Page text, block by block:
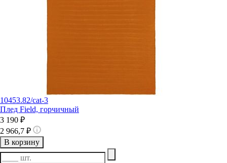
10453.82/cat-3
Плед Field, горчичный
3 190 ₽
2 966,7 ₽
В корзину